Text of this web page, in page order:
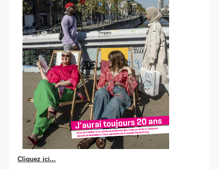
Cliquez ici...